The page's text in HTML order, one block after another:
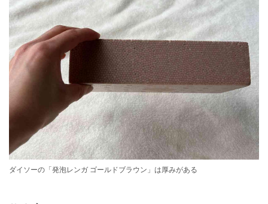
ダイソーの「発泡レンガ ゴールドブラウン」は厚みがある